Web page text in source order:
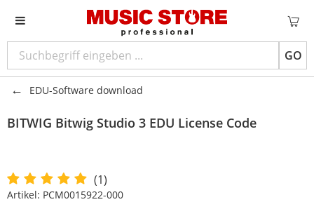
GO
EDU-Software download
BITWIG Bitwig Studio 3 EDU License Code
(1)
Artikel: PCM0015922-000